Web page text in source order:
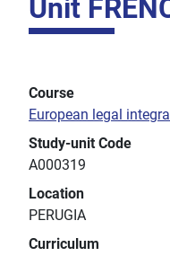
Unit
Course
European legal
Study-unit Code
A000319
Location
PERUGIA
Curriculum